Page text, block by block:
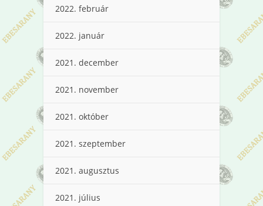
2022. február
2022. január
2021. december
2021. november
2021. október
2021. szeptember
2021. augusztus
2021. július